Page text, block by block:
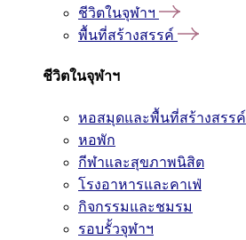
ชีวิตในจุฬาฯ
พื้นที่สร้างสรรค์
ชีวิตในจุฬาฯ
หอสมุดและพื้นที่สร้างสรรค์
หอพัก
กีฬาและสุขภาพนิสิต
โรงอาหารและคาเฟ่
กิจกรรมและชมรม
รอบรั้วจุฬาฯ